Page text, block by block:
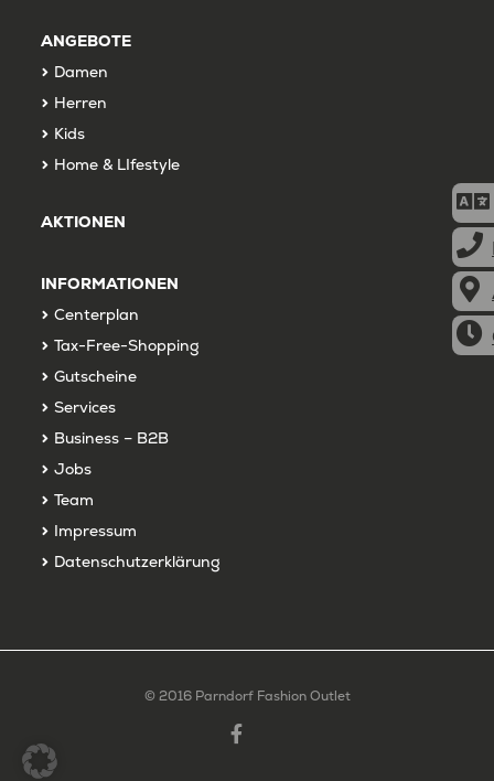
ANGEBOTE
Damen
Herren
Kids
Home & LIfestyle
AKTIONEN
INFORMATIONEN
Centerplan
Tax-Free-Shopping
Gutscheine
Services
Business – B2B
Jobs
Team
Impressum
Datenschutzerklärung
© 2016 Parndorf Fashion Outlet